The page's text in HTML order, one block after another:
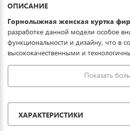
ОПИСАНИЕ
Горнолыжная женская куртка
разработке данной модели особое
функциональности и дизайну, что в
высококачественными и
данную куртку отличным выбором
горах и на прогулке. Ткань
пропиткой снаружи и
защиту при мокром снеге или
отводит влагу от тела наружу,
горнолыжную куртку женскую
Показать
ХАРАКТЕРИСТИКИ